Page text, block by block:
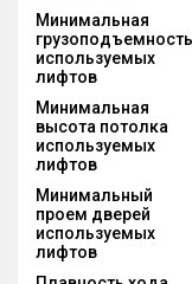
Минимальная
грузоподъемность
используемых
лифтов
Минимальная
высота потолка
используемых
лифтов
Минимальный
проем дверей
используемых
лифтов